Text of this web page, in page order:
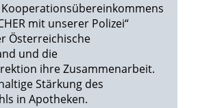
Kooperationsübereinkommens
mit unserer Polizei“
Österreichische
und die
ihre Zusammenarbeit.
Stärkung des
in Apotheken.